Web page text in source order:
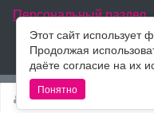
Этот сайт использует
Продолжая
даёте согласие на их
Понятно
Персональный раздел
Наверх
Войти
Регистрация